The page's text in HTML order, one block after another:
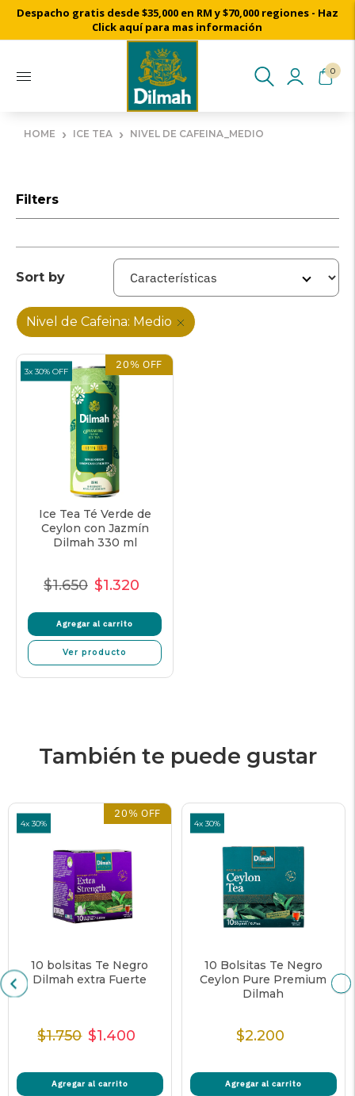
Cosechado a mano desde nuestros jardines de té de Ceylon
Despacho gratis desde $35,000 en RM y $70,000 regiones - Haz
Click aquí para mas información
0
HOME › ICE TEA › NIVEL DE CAFEINA_MEDIO
Filters
Sort by
Nivel de Cafeina: Medio
3x 30% OFF 20% OFF
Ice Tea Té Verde de
Ceylon con Jazmín
Dilmah 330 ml
Precio
$1.650 Precio
venta
$1.320
Agregar al carrito
Ver producto
También te puede gustar
4x 30%
20% OFF
10 bolsitas Te Negro
Dilmah extra Fuerte
Precio
$1.750 Precio
venta
$1.400
Agregar al carrito
4x 30%
10 Bolsitas Te Negro
Ceylon Pure Premium
Dilmah
Precio
$2.200
Agregar al carrito